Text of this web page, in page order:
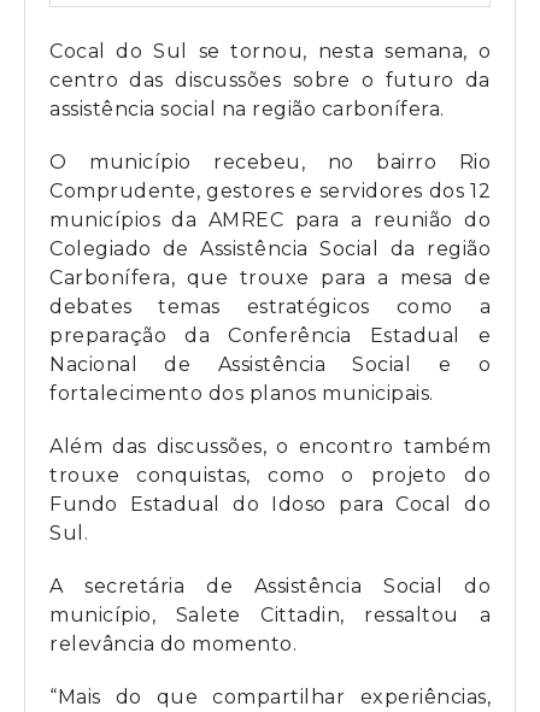
Cocal do Sul se tornou, nesta semana, o
centro das discussões sobre o futuro da
assistência social na região carbonífera.
O município recebeu, no bairro Rio
Comprudente, gestores e servidores dos 12
municípios da AMREC para a reunião do
Colegiado de Assistência Social da região
Carbonífera, que trouxe para a mesa de
debates temas estratégicos como a
preparação da Conferência Estadual e
Nacional de Assistência Social e o
fortalecimento dos planos municipais.
Além das discussões, o encontro também
trouxe conquistas, como o projeto do
Fundo Estadual do Idoso para Cocal do
Sul.
A secretária de Assistência Social do
município, Salete Cittadin, ressaltou a
relevância do momento.
“Mais do que compartilhar experiências,